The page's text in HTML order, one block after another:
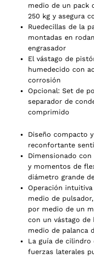
2 products
medio de un pack
250 kg y asegura
Ruedecillas de la
montadas en
engrasador
El vástago de
humedecido con
corrosión
Opcional: Set de
separador de
comprimido
Diseño compacto
reconfortante
Dimensionado
y momentos de
diámetro grande
Operación
medio de
por medio de un
con un vástago de
medio de palanca
La guía de cilindro
fuerzas laterales